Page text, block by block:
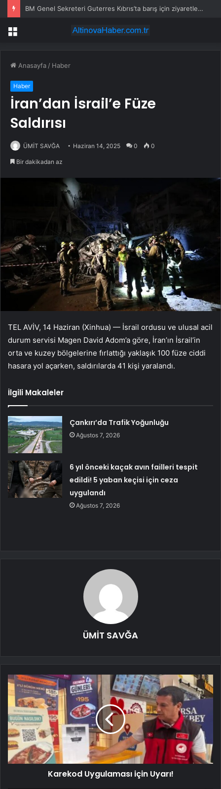
BM Genel Sekreteri Guterres Kıbrıs’ta barış için ziyaretlere başladı
Menü
Anasayfa / Haber
Haber
İran’dan İsrail’e Füze
Saldırısı
ÜMİT SAVĞA Haziran 14, 2025 0 0
Bir dakikadan az
TEL AVİV, 14 Haziran (Xinhua) — İsrail ordusu ve ulusal acil
durum servisi Magen David Adom’a göre, İran’ın İsrail’in
orta ve kuzey bölgelerine fırlattığı yaklaşık 100 füze ciddi
hasara yol açarken, saldırılarda 41 kişi yaralandı.
İlgili Makaleler
Çankırı’da Trafik Yoğunluğu
Ağustos 7, 2026
6 yıl önceki kaçak avın failleri tespit
edildi! 5 yaban keçisi için ceza
uygulandı
Ağustos 7, 2026
ÜMİT SAVĞA
Karekod Uygulaması için Uyarı!